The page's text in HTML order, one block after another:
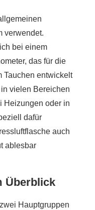
verwendet.
bei einem
das für die
Tauchen entwickelt
vielen Bereichen
Heizungen oder in
dafür
auch
ablesbar
Überblick
Hauptgruppen